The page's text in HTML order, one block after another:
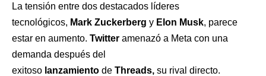
La tensión entre dos destacados líderes
tecnológicos, Mark Zuckerberg y Elon Musk, parece
estar en aumento. Twitter amenazó a Meta con una
demanda después del
exitoso lanzamiento de Threads, su rival directo.